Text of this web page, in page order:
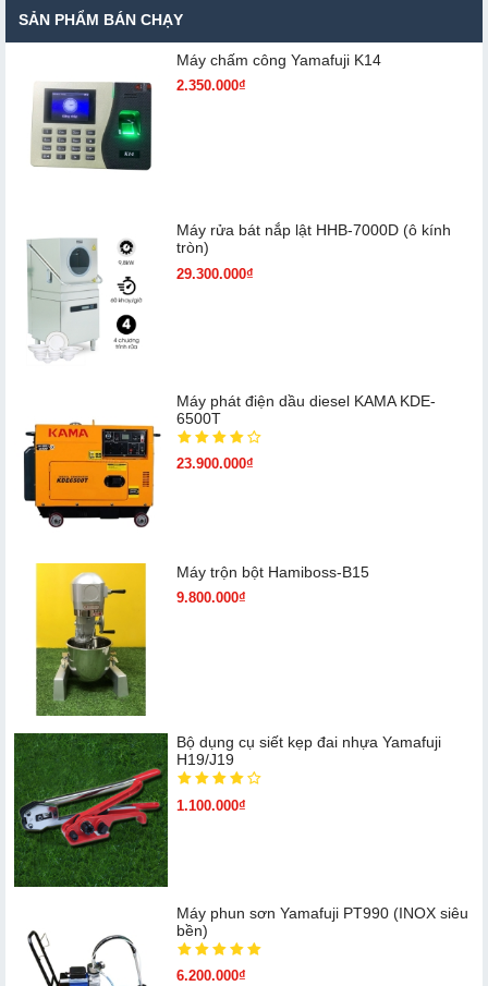
SẢN PHẨM BÁN CHẠY
Máy chấm cô​ng Yamafuji K14
2.350.000₫
Máy rửa bát nắp lật HHB-7000D (ô kính
tròn)
29.300.000₫
Máy phát điện dầu diesel KAMA KDE-
6500T
23.900.000₫
Máy trộn bột Hamiboss-B15
9.800.000₫
Bộ dụng cụ siết kẹp đai nhựa Yamafuji
H19/J19
1.100.000₫
Máy phun sơn Yamafuji PT990 (INOX siêu
bền)
6.200.000₫